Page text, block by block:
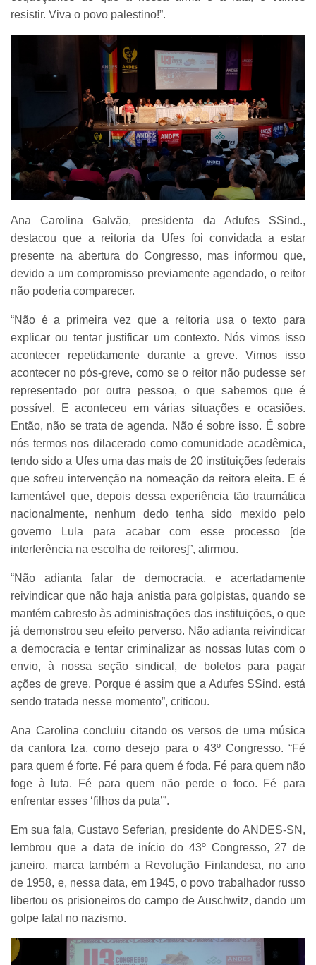
resistir. Viva o povo palestino!”.
Ana Carolina Galvão, presidenta da Adufes SSind.,
destacou que a reitoria da Ufes foi convidada a estar
presente na abertura do Congresso, mas informou que,
devido a um compromisso previamente agendado, o reitor
não poderia comparecer.
“Não é a primeira vez que a reitoria usa o texto para
explicar ou tentar justificar um contexto. Nós vimos isso
acontecer repetidamente durante a greve. Vimos isso
acontecer no pós-greve, como se o reitor não pudesse ser
representado por outra pessoa, o que sabemos que é
possível. E aconteceu em várias situações e ocasiões.
Então, não se trata de agenda. Não é sobre isso. É sobre
nós termos nos dilacerado como comunidade acadêmica,
tendo sido a Ufes uma das mais de 20 instituições federais
que sofreu intervenção na nomeação da reitora eleita. E é
lamentável que, depois dessa experiência tão traumática
nacionalmente, nenhum dedo tenha sido mexido pelo
governo Lula para acabar com esse processo [de
interferência na escolha de reitores]”, afirmou.
“Não adianta falar de democracia, e acertadamente
reivindicar que não haja anistia para golpistas, quando se
mantém cabresto às administrações das instituições, o que
já demonstrou seu efeito perverso. Não adianta reivindicar
a democracia e tentar criminalizar as nossas lutas com o
envio, à nossa seção sindical, de boletos para pagar
ações de greve. Porque é assim que a Adufes SSind. está
sendo tratada nesse momento”, criticou.
Ana Carolina concluiu citando os versos de uma música
da cantora Iza, como desejo para o 43º Congresso. “Fé
para quem é forte. Fé para quem é foda. Fé para quem não
foge à luta. Fé para quem não perde o foco. Fé para
enfrentar esses ‘filhos da puta’”.
Em sua fala, Gustavo Seferian, presidente do ANDES-SN,
lembrou que a data de início do 43º Congresso, 27 de
janeiro, marca também a Revolução Finlandesa, no ano
de 1958, e, nessa data, em 1945, o povo trabalhador russo
libertou os prisioneiros do campo de Auschwitz, dando um
golpe fatal no nazismo.